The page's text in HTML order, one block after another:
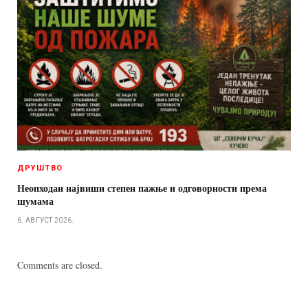
ДРУШТВО
Неопходан највиши степен пажње и одговорности према
шумама
6. АВГУСТ 2026.
Comments are closed.